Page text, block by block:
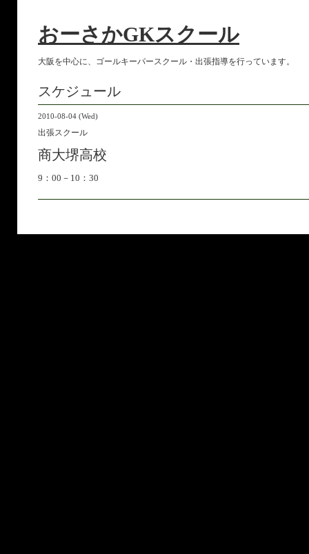
おーさかGKスクール
大阪を中心に、ゴールキーパースクール・出張指導を行っています。
スケジュール
2010-08-04 (Wed)
出張スクール
商大堺高校
9：00－10：30